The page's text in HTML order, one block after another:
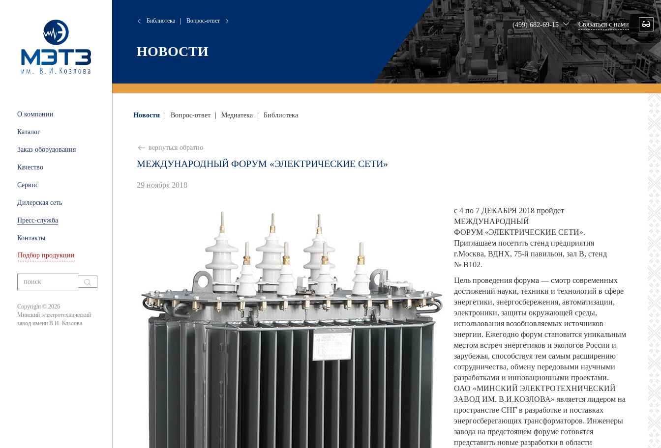
О компании
Каталог
Заказ оборудования
Качество
Сервис
Дилерская сеть
Пресс-служба
Контакты
Подбор продукции
Copyright © 2026
Минский электротехнический
завод имени В.И. Козлова
Библиотека Вопрос-ответ
НОВОСТИ
(499) 682-69-15 Связаться с нами
Новости Вопрос-ответ Медиатека Библиотека
вернуться обратно
МЕЖДУНАРОДНЫЙ ФОРУМ «ЭЛЕКТРИЧЕСКИЕ СЕТИ»
29 ноября 2018
с 4 по 7 ДЕКАБРЯ 2018 пройдет
МЕЖДУНАРОДНЫЙ
ФОРУМ «ЭЛЕКТРИЧЕСКИЕ СЕТИ».
Приглашаем посетить стенд предприятия
г.Москва, ВДНХ, 75-й павильон, зал В, стенд
№ В102.
Цель проведения форума — смотр современных
достижений науки, техники и технологий в сфере
энергетики, энергосбережения, автоматизации,
электроники, защиты окружающей среды,
использования возобновляемых источников
энергии. Ежегодно форум становится уникальным
местом встреч энергетиков и экологов России и
зарубежья, способствуя тем самым расширению
сотрудничества, обмену передовыми научными
разработками и инновационными проектами.
ОАО «МИНСКИЙ ЭЛЕКТРОТЕХНИЧЕСКИЙ
ЗАВОД ИМ. В.И.КОЗЛОВА» является лидером на
пространстве СНГ в разработке и поставках
энергосберегающих трансформаторов. Инженеры
завода на предстоящем форуме готовятся
представить новые разработки в области